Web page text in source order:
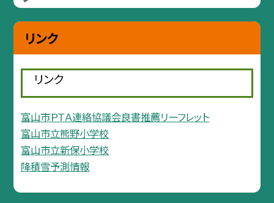
リンク
リンク
富山市ＰＴＡ連絡協議会良書推薦リーフレット
富山市立熊野小学校
富山市立新保小学校
降積雪予測情報